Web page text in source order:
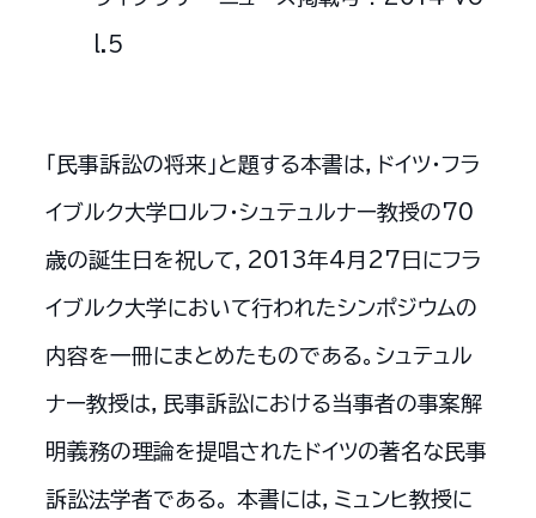
l.5
「民事訴訟の将来」と題する本書は，ドイツ・フラ
イブルク大学ロルフ・シュテュルナー教授の70
歳の誕生日を祝して，2013年4月27日にフラ
イブルク大学において行われたシンポジウムの
内容を一冊にまとめたものである。シュテュル
ナー教授は，民事訴訟における当事者の事案解
明義務の理論を提唱されたドイツの著名な民事
訴訟法学者である。 本書には，ミュンヒ教授に